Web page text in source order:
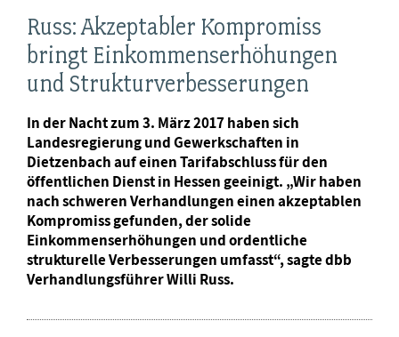
Russ: Akzeptabler Kompromiss
bringt Einkommenserhöhungen
und Strukturverbesserungen
In der Nacht zum 3. März 2017 haben sich
Landesregierung und Gewerkschaften in
Dietzenbach auf einen Tarifabschluss für den
öffentlichen Dienst in Hessen geeinigt. „Wir haben
nach schweren Verhandlungen einen akzeptablen
Kompromiss gefunden, der solide
Einkommenserhöhungen und ordentliche
strukturelle Verbesserungen umfasst“, sagte dbb
Verhandlungsführer Willi Russ.